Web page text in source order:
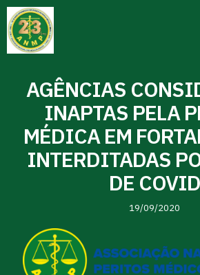
AGÊNCIAS
INAPTAS PELA
MÉDICA EM
INTERDITADAS
DE COVID
19/09/2020